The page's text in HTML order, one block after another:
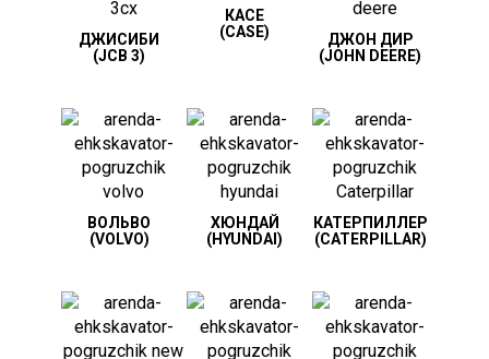
ДЖИСИБИ
(JCB 3)
КАСЕ
(CASE)
ДЖОН ДИР
(JOHN DEERE)
ВОЛЬВО
(VOLVO)
ХЮНДАЙ
(HYUNDAI)
КАТЕРПИЛЛЕР
(CATERPILLAR)